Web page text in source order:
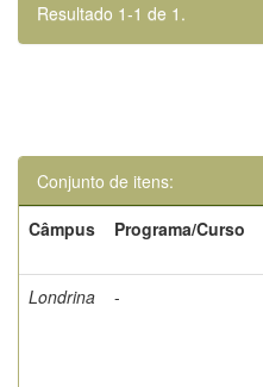
Resultado 1-1 de 1.
Conjunto de itens:
Câmpus
Programa/Curso
Londrina -